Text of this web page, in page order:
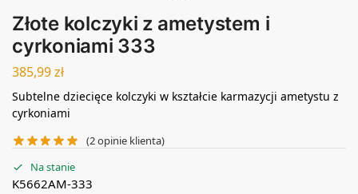
Złote kolczyki z ametystem i
cyrkoniami 333
385,99zł
Subtelne dziecięce kolczyki w kształcie karmazycji ametystu z
cyrkoniami
(2opinie klienta)
Na stanie
K5662AM-333